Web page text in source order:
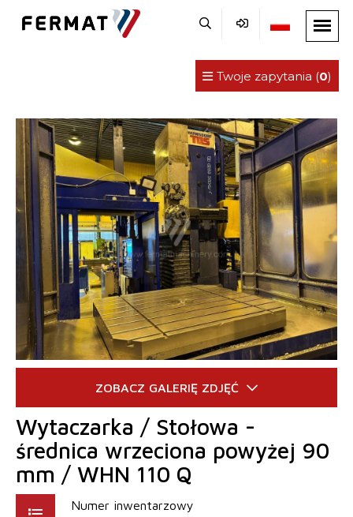
Twoje zapytania (0)
Wytaczarka / Stołowa -
średnica wrzeciona powyżej 90
mm / WHN 110 Q
Numer inwentarzowy